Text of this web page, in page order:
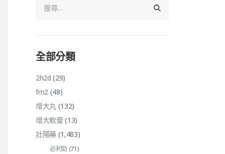
全部分類
2h2d (29)
fm2(48)
增大丸(132)
增大軟膏 (13)
壯陽藥(1,483)
必利勁(71)